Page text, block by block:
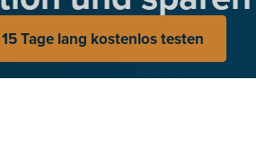
15 Tage lang kostenlos testen